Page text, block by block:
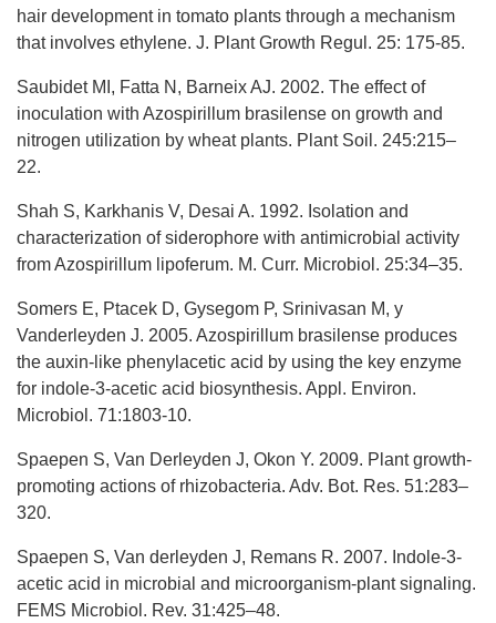
hair development in tomato plants through a mechanism
that involves ethylene. J. Plant Growth Regul. 25: 175-85.
Saubidet MI, Fatta N, Barneix AJ. 2002. The effect of
inoculation with Azospirillum brasilense on growth and
nitrogen utilization by wheat plants. Plant Soil. 245:215–
22.
Shah S, Karkhanis V, Desai A. 1992. Isolation and
characterization of siderophore with antimicrobial activity
from Azospirillum lipoferum. M. Curr. Microbiol. 25:34–35.
Somers E, Ptacek D, Gysegom P, Srinivasan M, y
Vanderleyden J. 2005. Azospirillum brasilense produces
the auxin-like phenylacetic acid by using the key enzyme
for indole-3-acetic acid biosynthesis. Appl. Environ.
Microbiol. 71:1803-10.
Spaepen S, Van Derleyden J, Okon Y. 2009. Plant growth-
promoting actions of rhizobacteria. Adv. Bot. Res. 51:283–
320.
Spaepen S, Van derleyden J, Remans R. 2007. Indole-3-
acetic acid in microbial and microorganism-plant signaling.
FEMS Microbiol. Rev. 31:425–48.